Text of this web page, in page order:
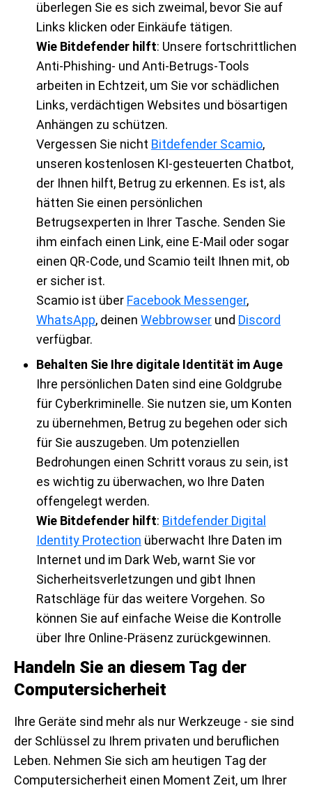
überlegen Sie es sich zweimal, bevor Sie auf
Links klicken oder Einkäufe tätigen.
Wie Bitdefender hilft: Unsere fortschrittlichen
Anti-Phishing- und Anti-Betrugs-Tools
arbeiten in Echtzeit, um Sie vor schädlichen
Links, verdächtigen Websites und bösartigen
Anhängen zu schützen.
Vergessen Sie nicht Bitdefender Scamio,
unseren kostenlosen KI-gesteuerten Chatbot,
der Ihnen hilft, Betrug zu erkennen. Es ist, als
hätten Sie einen persönlichen
Betrugsexperten in Ihrer Tasche. Senden Sie
ihm einfach einen Link, eine E-Mail oder sogar
einen QR-Code, und Scamio teilt Ihnen mit, ob
er sicher ist.
Scamio ist über Facebook Messenger,
WhatsApp, deinen Webbrowser und Discord
verfügbar.
Behalten Sie Ihre digitale Identität im Auge
Ihre persönlichen Daten sind eine Goldgrube
für Cyberkriminelle. Sie nutzen sie, um Konten
zu übernehmen, Betrug zu begehen oder sich
für Sie auszugeben. Um potenziellen
Bedrohungen einen Schritt voraus zu sein, ist
es wichtig zu überwachen, wo Ihre Daten
offengelegt werden.
Wie Bitdefender hilft: Bitdefender Digital
Identity Protection überwacht Ihre Daten im
Internet und im Dark Web, warnt Sie vor
Sicherheitsverletzungen und gibt Ihnen
Ratschläge für das weitere Vorgehen. So
können Sie auf einfache Weise die Kontrolle
über Ihre Online-Präsenz zurückgewinnen.
Handeln Sie an diesem Tag der
Computersicherheit
Ihre Geräte sind mehr als nur Werkzeuge - sie sind
der Schlüssel zu Ihrem privaten und beruflichen
Leben. Nehmen Sie sich am heutigen Tag der
Computersicherheit einen Moment Zeit, um Ihrer